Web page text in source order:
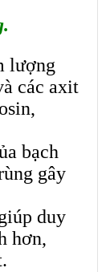
lượng
các axit
bạch
gây
duy
hơn,